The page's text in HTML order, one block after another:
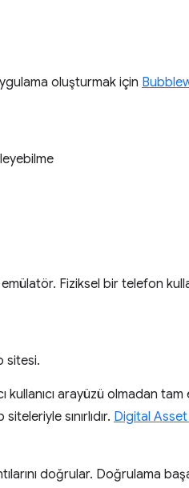
oluşturmak için
Fiziksel bir telefon
sitesi.
kullanıcı arayüzü olmadan tam
sınırlıdır. Digital
doğrular. Doğrulama